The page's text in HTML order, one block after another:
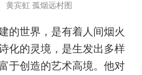
黄宾虹 孤烟远村图
世界，是有着人间烟火
化的灵境，是生发出多样
于创造的艺术高境。他对